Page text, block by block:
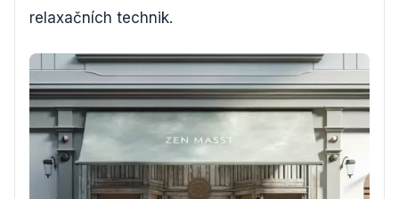
relaxačních technik.